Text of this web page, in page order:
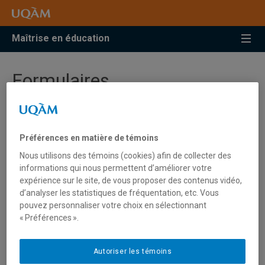
Accéder
recherche
Accéder
menu
pricipal
Accéder
zone
Maîtrise en éducation
Formulaires
Formulaires utiles pour les étudiants inscrits à la
maîtrise.
Approbation d’un travail de recherche de cycles
supérieurs.
Entente d'encadrement.
L'entente
d’encadrement doit être remise avec l’approbation d’un
travail de recherche.Autorisation de dépôt d’un travail de
recherche de cycles supérieurs.
parental.
Demande de délai pour un séminaire de
Demande de prolongation.
Préférences en matière de témoins
Nous utilisons des témoins (cookies) afin de collecter des
informations qui nous permettent d’améliorer votre
expérience sur le site, de vous proposer des contenus vidéo,
d’analyser les statistiques de fréquentation, etc. Vous
pouvez personnaliser votre choix en sélectionnant
« Préférences ».
Autoriser les témoins